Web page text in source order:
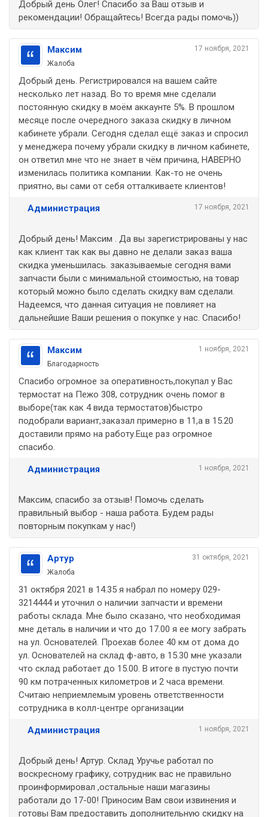
Добрый день Олег! Спасибо за Ваш отзыв и
рекомендации! Обращайтесь! Всегда рады помочь))
17 ноября, 2021
Максим
Жалоба
Добрый день. Регистрировался на вашем сайте
несколько лет назад. Во то время мне сделали
постоянную скидку в моём аккаунте 5%. В прошлом
месяце после очередного заказа скидку в личном
кабинете убрали. Сегодня сделал ещё заказ и спросил
у менеджера почему убрали скидку в личном кабинете,
он ответил мне что не знает в чём причина, НАВЕРНО
изменилась политика компании. Как-то не очень
приятно, вы сами от себя отталкиваете клиентов!
17 ноября, 2021
Администрация
Добрый день! Максим . Да вы зарегистрированы у нас
как клиент так как вы давно не делали заказ ваша
скидка уменьшилась. заказываемые сегодня вами
запчасти были с минимальной стоимостью, на товар
который можно было сделать скидку вам сделали.
Надеемся, что данная ситуация не повлияет на
дальнейшие Ваши решения о покупке у нас. Спасибо!
1 ноября, 2021
Максим
Благодарность
Спасибо огромное за оперативность,покупал у Вас
термостат на Пежо 308, сотрудник очень помог в
выборе(так как 4 вида термостатов)быстро
подобрали вариант,заказал примерно в 11,а в 15.20
доставили прямо на работу.Еще раз огромное
спасибо.
1 ноября, 2021
Администрация
Максим, спасибо за отзыв! Помочь сделать
правильный выбор - наша работа. Будем рады
повторным покупкам у нас!)
31 октября, 2021
Артур
Жалоба
31 октября 2021 в 14.35 я набрал по номеру 029-
3214444 и уточнил о наличии запчасти и времени
работы склада. Мне было сказано, что необходимая
мне деталь в наличии и что до 17.00 я ее могу забрать
на ул. Основателей. Проехав более 40 км от дома до
ул. Основателей на склад ф-авто, в 15.30 мне указали
что склад работает до 15.00. В итоге в пустую почти
90 км потраченных километров и 2 часа времени.
Считаю неприемлемым уровень ответственности
сотрудника в колл-центре организации
1 ноября, 2021
Администрация
Добрый день! Артур. Склад Уручье работал по
воскресному графику, сотрудник вас не правильно
проинформировал ,остальные наши магазины
работали до 17-00! Приносим Вам свои извинения и
готовы Вам предоставить дополнительную скидку на